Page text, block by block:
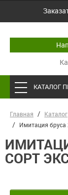
КАТАЛОГ
Главная Каталог
Имитация бруса
СОРТ